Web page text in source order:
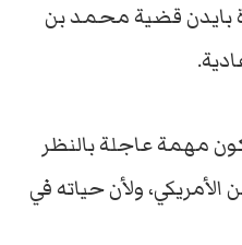
بايدن قضية محمد بن
مهمة عاجلة بالنظر
الأمريكي، ولأن حياته في